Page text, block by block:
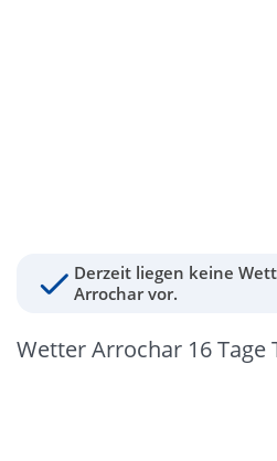
Derzeit liegen keine
Arrochar vor.
Wetter Arrochar 16 Tage